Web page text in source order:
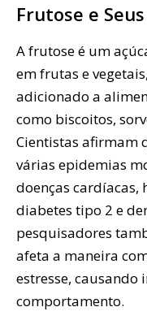
Frutose e
A frutose é um
em frutas e
adicionado a
como biscoitos,
Cientistas afirmam
várias epidemias
doenças cardíacas,
diabetes tipo 2 e
pesquisadores
afeta a maneira
estresse, causando
comportamento.